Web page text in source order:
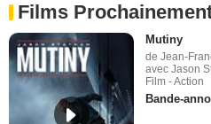
Films
Mutiny
de Jean-
avec Jason
Film - Action
Bande-